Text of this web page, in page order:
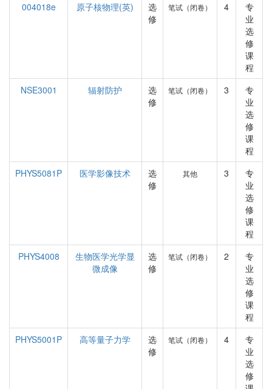
004018e
原子核物理(英)
选
修
笔试（闭卷） 4
专
业
选
修
课
程
NSE3001
辐射防护
选
修
笔试（闭卷） 3
专
业
选
修
课
程
PHYS5081P
医学影像技术
选
修
其他 3
专
业
选
修
课
程
PHYS4008
生物医学光学显
微成像
选
修
笔试（闭卷） 2
专
业
选
修
课
程
PHYS5001P
高等量子力学
选
修
笔试（闭卷） 4
专
业
选
修